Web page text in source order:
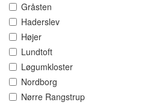
Gråsten
Haderslev
Højer
Lundtoft
Løgumkloster
Nordborg
Nørre Rangstrup